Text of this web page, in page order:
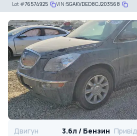
Lot#76574925 VIN:5GAKVDED8CJ203568
Двигун 3.6л / Бензин Привід